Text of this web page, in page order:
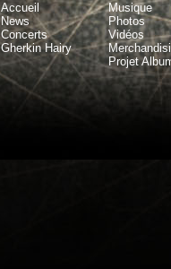
Accueil
News
Concerts
Gherkin Hairy
Musique
Photos
Vidéos
Projet